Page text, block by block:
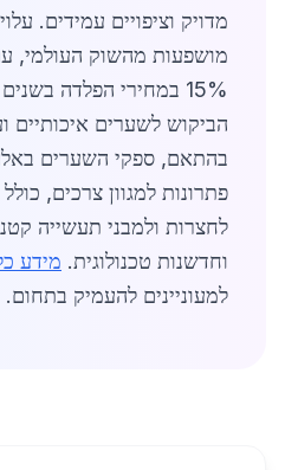
מדויק וציפויים עמידים.
15% במחירי הפלדה
הביקוש לשערים איכותיים
בהתאם, ספקי השערים
פתרונות למגוון צרכים,
לחצרות ולמבני תעשייה
וחדשנות טכנולוגית. מידע
למעוניינים להעמיק בתחום.